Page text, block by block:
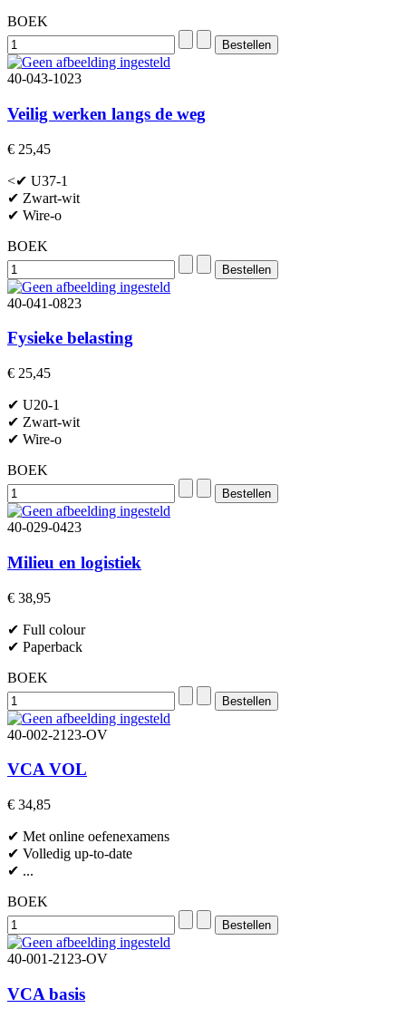
BOEK
40-043-1023
Veilig werken langs de weg
€ 25,45
<✔ U37-1
✔ Zwart-wit
✔ Wire-o
BOEK
40-041-0823
Fysieke belasting
€ 25,45
✔ U20-1
✔ Zwart-wit
✔ Wire-o
BOEK
40-029-0423
Milieu en logistiek
€ 38,95
✔ Full colour
✔ Paperback
BOEK
40-002-2123-OV
VCA VOL
€ 34,85
✔ Met online oefenexamens
✔ Volledig up-to-date
✔ ...
BOEK
40-001-2123-OV
VCA basis